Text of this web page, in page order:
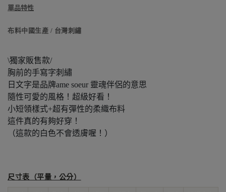
單品特性
布料中國生產 / 台灣刺繡
\獨家販售款/
胸前的手寫字刺繡
日文字是品牌ame soeur 靈魂伴侶的意思
隨性可愛的風格！超級好看！
小短領樣式+超有彈性的柔織布料
這件真的有夠好穿！
（這款的白色不會透膚喔！）
尺寸表（平量，公分）